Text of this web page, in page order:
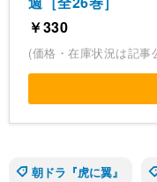
￥330
(価格・在庫状況は記事
朝ドラ『虎に翼』